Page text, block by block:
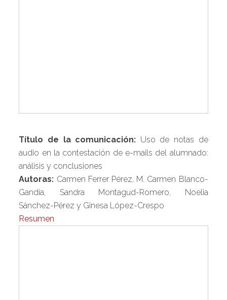
Título de la comunicación: Uso de notas de
audio en la contestación de e-mails del alumnado:
análisis y conclusiones
Autoras: Carmen Ferrer Pérez, M. Carmen Blanco-
Gandía, Sandra Montagud-Romero, Noelia
Sánchez-Pérez y Ginesa López-Crespo
Resumen